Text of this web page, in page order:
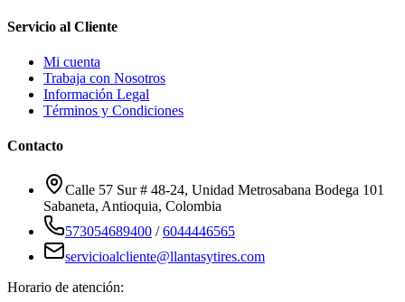
Servicio al Cliente
Mi cuenta
Trabaja con Nosotros
Información Legal
Términos y Condiciones
Contacto
Calle 57 Sur # 48-24, Unidad Metrosabana Bodega 101
Sabaneta, Antioquia, Colombia
573054689400 /6044446565
servicioalcliente@llantasytires.com
Horario de atención: